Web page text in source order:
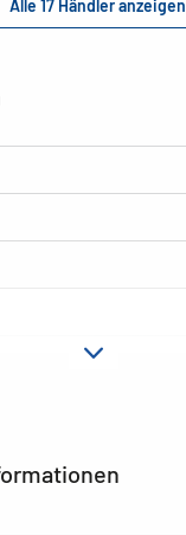
Alle 17 Händler anzeigen